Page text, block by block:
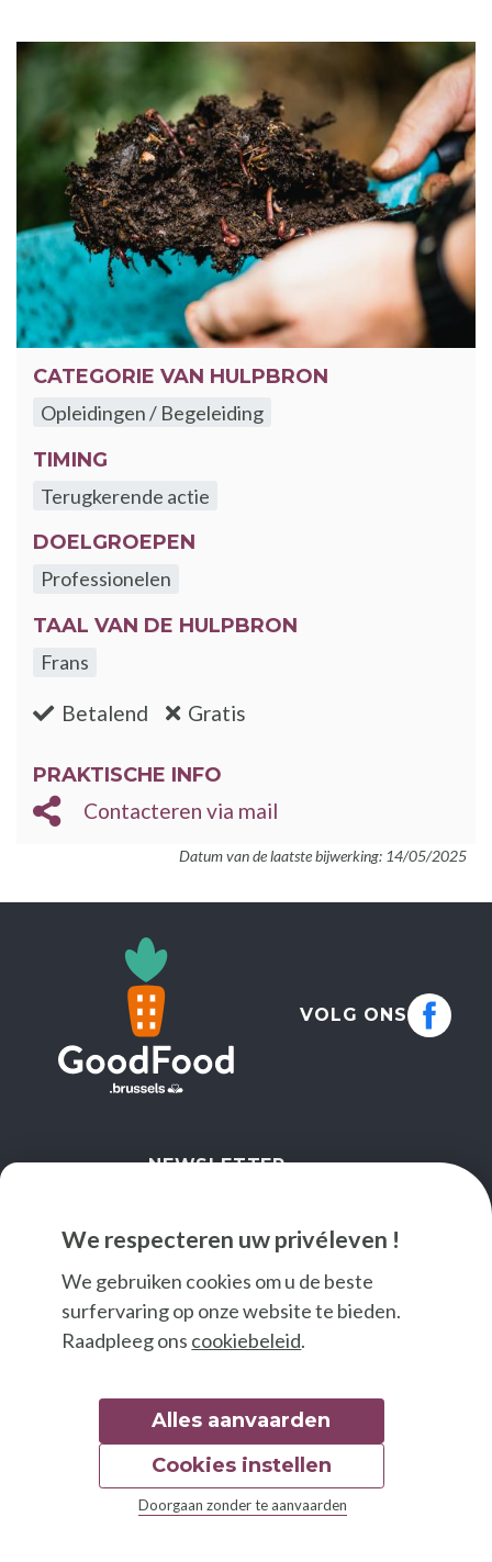
We respecteren uw privéleven !
We gebruiken cookies om u de beste
surfervaring op onze website te bieden.
Raadpleeg ons cookiebeleid.
Alles aanvaarden
Doorgaan zonder te aanvaarden
Cookies instellen
CATEGORIE VAN HULPBRON
Opleidingen / Begeleiding
TIMING
Terugkerende actie
DOELGROEPEN
Professionelen
TAAL VAN DE HULPBRON
Frans
Betalend :nee Gratis
PRAKTISCHE INFO
Contacteren via mail
Datum van de laatste bijwerking: 14/05/2025
VOLG ONS
NEWSLETTER
© 2026 Good Food
Wettelijke bepalingen